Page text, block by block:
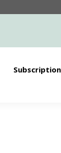
Subscription